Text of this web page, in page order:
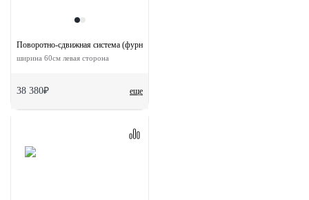
еще
Поворотно-сдвижная система (фурнитура) для дверей 180-TWICE LEFT 60
ширина 60см левая сторона
38 380₽